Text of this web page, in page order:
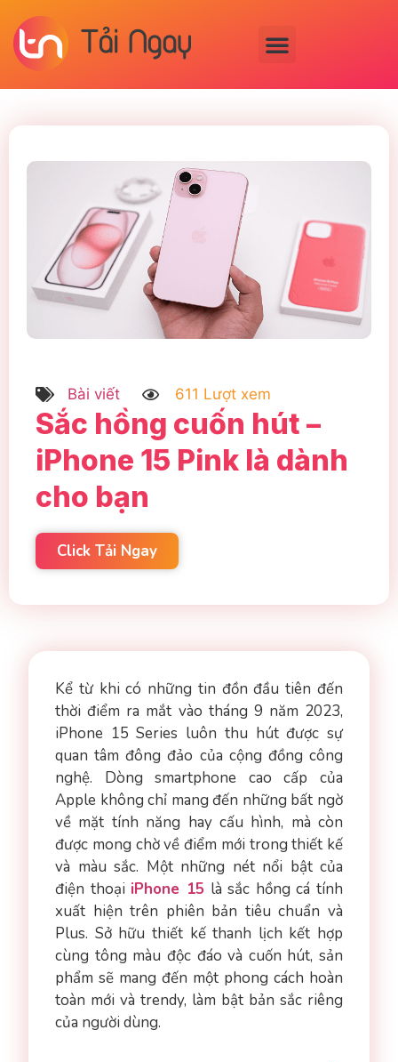
Bài viết 611 Lượt xem
Sắc hồng cuốn hút –
iPhone 15 Pink là dành
cho bạn
Click Tải Ngay
Kể từ khi có những tin đồn đầu tiên đến
thời điểm ra mắt vào tháng 9 năm 2023,
iPhone 15 Series luôn thu hút được sự
quan tâm đông đảo của cộng đồng công
nghệ. Dòng smartphone cao cấp của
Apple không chỉ mang đến những bất ngờ
về mặt tính năng hay cấu hình, mà còn
được mong chờ về điểm mới trong thiết kế
và màu sắc. Một những nét nổi bật của
điện thoại iPhone 15 là sắc hồng cá tính
xuất hiện trên phiên bản tiêu chuẩn và
Plus. Sở hữu thiết kế thanh lịch kết hợp
cùng tông màu độc đáo và cuốn hút, sản
phẩm sẽ mang đến một phong cách hoàn
toàn mới và trendy, làm bật bản sắc riêng
của người dùng.